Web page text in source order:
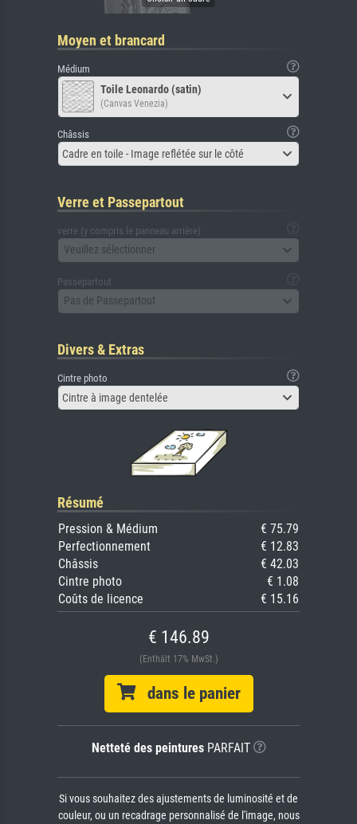
Moyen et brancard
Médium
Toile Leonardo (satin)
(Canvas Venezia)
Châssis
Cadre en toile - Image reflétée sur le côté
Verre et Passepartout
verre (y compris le panneau arrière)
Veuillez sélectionner
Passepartout
Pas de Passepartout
Divers & Extras
Cintre photo
Cintre à image dentelée
Résumé
Pression & Médium
€ 75.79
Perfectionnement
€ 12.83
Châssis
€ 42.03
Cintre photo
€ 1.08
Coûts de licence
€ 15.16
€ 146.89
(Enthält 17% MwSt.)
dans le panier
Netteté des peinturesPARFAIT
Si vous souhaitez des ajustements de luminosité et de
couleur, ou un recadrage personnalisé de l'image, nous